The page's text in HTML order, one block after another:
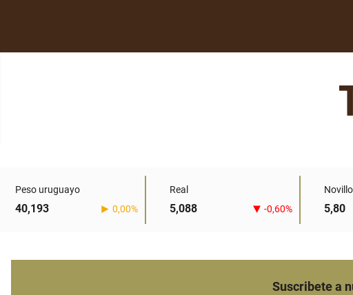
Peso uruguayo
40,193 0,00%
Real
5,088 -0,60% 5,80
Suscribete a